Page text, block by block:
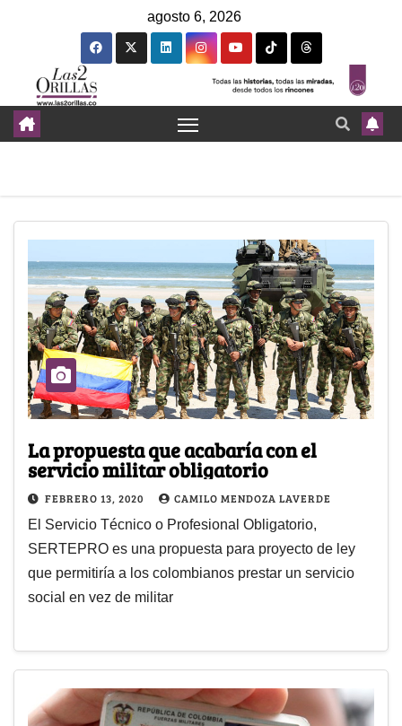
agosto 6, 2026
La propuesta que acabaría con el
servicio militar obligatorio
FEBRERO 13, 2020 CAMILO MENDOZA LAVERDE
El Servicio Técnico o Profesional Obligatorio,
SERTEPRO es una propuesta para proyecto de ley
que permitiría a los colombianos prestar un servicio
social en vez de militar